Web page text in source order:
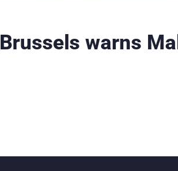
Brussels warns